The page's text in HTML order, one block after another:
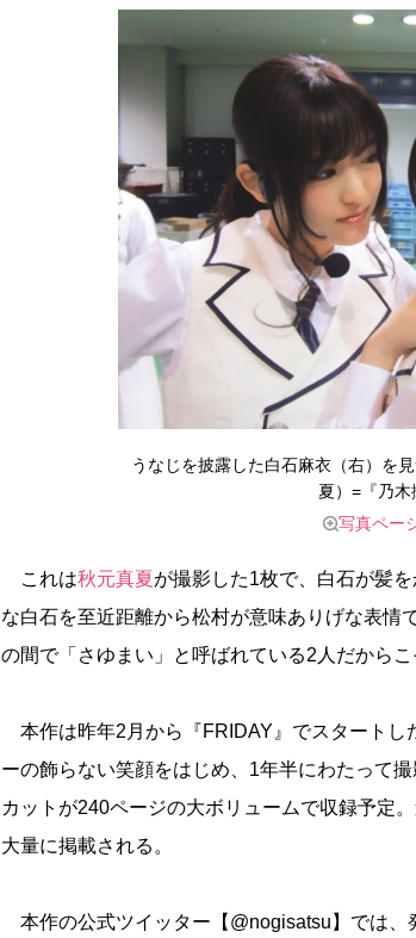
うなじを披露した白石麻衣（右）を
夏）=『乃木
写真ペー
これは秋元真夏が撮影した1枚で、白石が髪
な白石を至近距離から松村が意味ありげな表情
の間で「さゆまい」と呼ばれている2人だから
本作は昨年2月から『FRIDAY』でスタートし
ーの飾らない笑顔をはじめ、1年半にわたって
カットが240ページの大ボリュームで収録予定
大量に掲載される。
本作の公式ツイッター【@nogisatsu】では、